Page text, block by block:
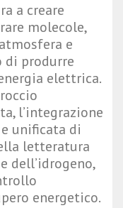
a creare
molecole,
e
di produrre
elettrica.
l’integrazione
unificata di
letteratura
dell’idrogeno,
energetico.